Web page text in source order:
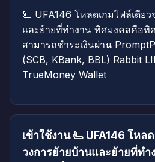
🫷 UFA146 โหลดเกมไฟล์เดีย
และย้ายที่ทำงาน ทิศมงคลคือทิ
สามารถชำระเงินผ่าน
(SCB, KBank, BBL) Rabbit
TrueMoney Wallet
เข้าใช้งาน 🫷 UFA146 โหล
วงการย้ายบ้านและย้ายที่ท